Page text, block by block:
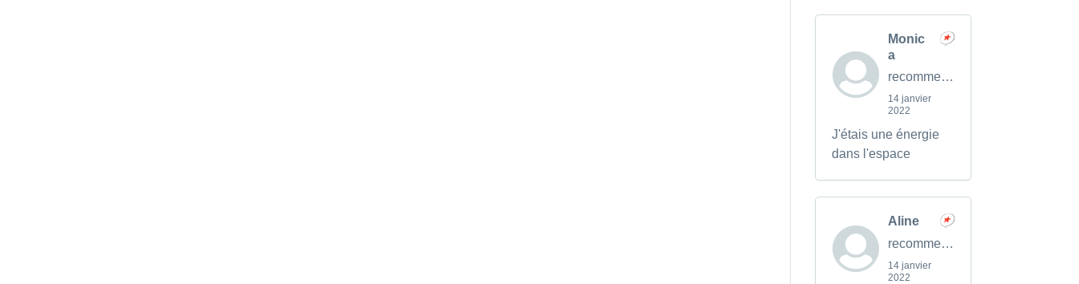
Monic
a
recommends
14 janvier
2022
J'étais une énergie
dans l'espace
Aline
recommends
14 janvier
2022